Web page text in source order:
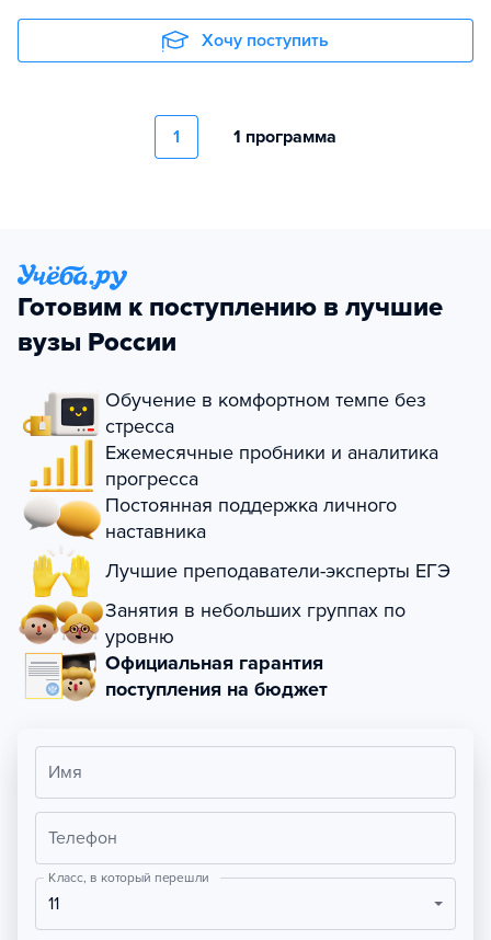
Хочу поступить
1 1 программа
Готовим к поступлению в лучшие
вузы России
Обучение в комфортном темпе без
стресса
Ежемесячные пробники и аналитика
прогресса
Постоянная поддержка личного
наставника
Лучшие преподаватели-эксперты ЕГЭ
Занятия в небольших группах по
уровню
Официальная гарантия
поступления на бюджет
Имя
Телефон
Класс, в который перешли
11